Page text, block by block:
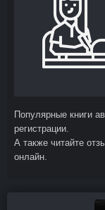
Популярные книги
регистрации.
А также читайте
онлайн.